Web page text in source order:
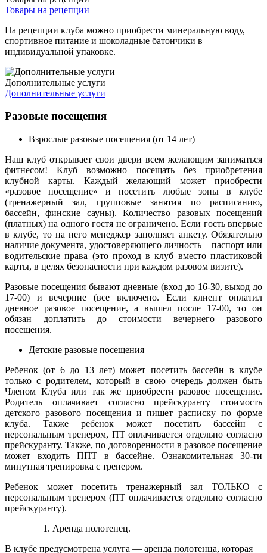
Товары на рецепции
На рецепции клуба можно приобрести минеральную воду,
спортивное питание и шоколадные батончики в
индивидуальной упаковке.
Дополнительные услуги
Дополнительные услуги
Разовые посещения
Взрослые разовые посещения (от 14 лет)
Наш клуб открывает свои двери всем желающим заниматься
фитнесом! Клуб возможно посещать без приобретения
клубной карты. Каждый желающий может приобрести
«разовое посещение» и посетить любые зоны в клубе
(тренажерный зал, групповые занятия по расписанию,
бассейн, финские сауны). Количество разовых посещений
(платных) на одного гостя не ограничено. Если гость впервые
в клубе, то на него менеджер заполняет анкету. Обязательно
наличие документа, удостоверяющего личность – паспорт или
водительские права (это проход в клуб вместо пластиковой
карты, в целях безопасности при каждом разовом визите).
Разовые посещения бывают дневные (вход до 16-30, выход до
17-00) и вечерние (все включено. Если клиент оплатил
дневное разовое посещение, а вышел после 17-00, то он
обязан доплатить до стоимости вечернего разового
посещения.
Детские разовые посещения
Ребенок (от 6 до 13 лет) может посетить бассейн в клубе
только с родителем, который в свою очередь должен быть
Членом Клуба или так же приобрести разовое посещение.
Родитель оплачивает согласно прейскуранту стоимость
детского разового посещения и пишет расписку по форме
клуба. Также ребенок может посетить бассейн с
персональным тренером, ПТ оплачивается отдельно согласно
прейскуранту. Также, по договоренности в разовое посещение
может входить ППТ в бассейне. Ознакомительная 30-ти
минутная тренировка с тренером.
Ребенок может посетить тренажерный зал ТОЛЬКО с
персональным тренером (ПТ оплачивается отдельно согласно
прейскуранту).
Аренда полотенец.
В клубе предусмотрена услуга — аренда полотенца, которая